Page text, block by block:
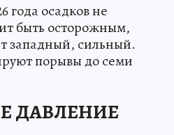
года осадков не
быть осторожным,
западный, сильный.
порывы до семи
ДАВЛЕНИЕ